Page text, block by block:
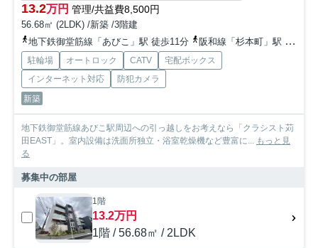
13.2万円 管理/共益費8,500円
56.68㎡ (2LDK) /新築 /3階建
地下鉄御堂筋線「あびこ」駅 徒歩11分
阪和線「杉本町」駅 徒歩15分
駐輪場 オートロック CATV
宅配ボックス
インターネット対応
防犯カメラ
新築
地下鉄御堂筋線あびこ駅周辺への引っ越しをお考えなら「クラシスト苅
田EAST」。室内設備は洗面所独立・浴室乾燥機など豊富に... もっと見
る
募集中の部屋
1階
13.2万円
1階 / 56.68㎡ / 2LDK